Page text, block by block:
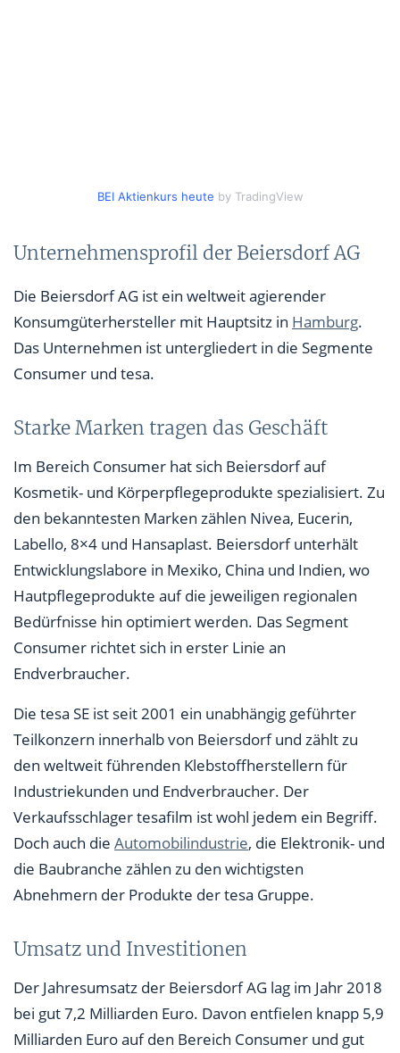
BEI Aktienkurs heute by TradingView
Unternehmensprofil der Beiersdorf AG
Die Beiersdorf AG ist ein weltweit agierender
Konsumgüterhersteller mit Hauptsitz in Hamburg.
Das Unternehmen ist untergliedert in die Segmente
Consumer und tesa.
Starke Marken tragen das Geschäft
Im Bereich Consumer hat sich Beiersdorf auf
Kosmetik- und Körperpflegeprodukte spezialisiert. Zu
den bekanntesten Marken zählen Nivea, Eucerin,
Labello, 8×4 und Hansaplast. Beiersdorf unterhält
Entwicklungslabore in Mexiko, China und Indien, wo
Hautpflegeprodukte auf die jeweiligen regionalen
Bedürfnisse hin optimiert werden. Das Segment
Consumer richtet sich in erster Linie an
Endverbraucher.
Die tesa SE ist seit 2001 ein unabhängig geführter
Teilkonzern innerhalb von Beiersdorf und zählt zu
den weltweit führenden Klebstoffherstellern für
Industriekunden und Endverbraucher. Der
Verkaufsschlager tesafilm ist wohl jedem ein Begriff.
Doch auch die Automobilindustrie, die Elektronik- und
die Baubranche zählen zu den wichtigsten
Abnehmern der Produkte der tesa Gruppe.
Umsatz und Investitionen
Der Jahresumsatz der Beiersdorf AG lag im Jahr 2018
bei gut 7,2 Milliarden Euro. Davon entfielen knapp 5,9
Milliarden Euro auf den Bereich Consumer und gut